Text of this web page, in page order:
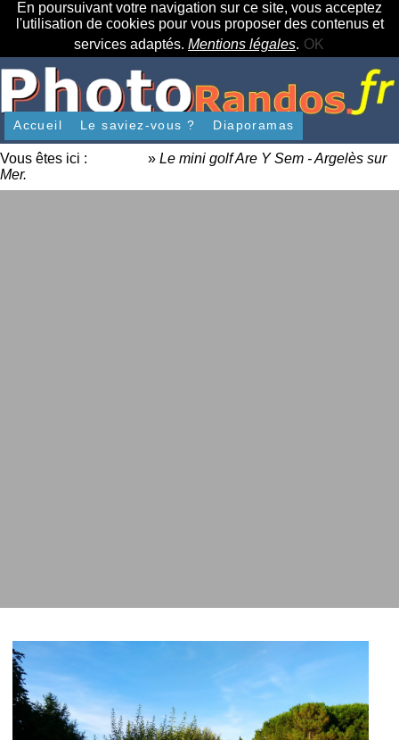
En poursuivant votre navigation sur ce site, vous acceptez
l'utilisation de cookies pour vous proposer des contenus et
services adaptés. Mentions légales. OK
Accueil Le saviez-vous ? Diaporamas
Vous êtes ici : » Le mini golf Are Y Sem - Argelès sur
Mer.